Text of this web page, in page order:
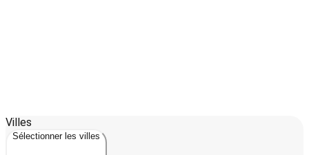
+
Villes
Sélectionner les villes